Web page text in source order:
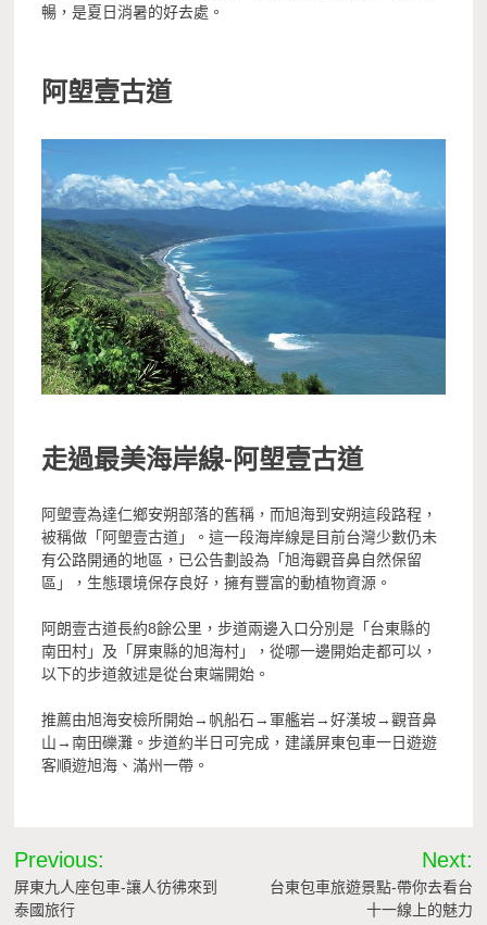
暢，是夏日消暑的好去處。
阿塱壹古道
走過最美海岸線-阿塱壹古道
阿塱壹為達仁鄉安朔部落的舊稱，而旭海到安朔這段路程，
被稱做「阿塱壹古道」。這一段海岸線是目前台灣少數仍未
有公路開通的地區，已公告劃設為「旭海觀音鼻自然保留
區」，生態環境保存良好，擁有豐富的動植物資源。
阿朗壹古道長約8餘公里，步道兩邊入口分別是「台東縣的
南田村」及「屏東縣的旭海村」，從哪一邊開始走都可以，
以下的步道敘述是從台東端開始。
推薦由旭海安檢所開始→帆船石→軍艦岩→好漢坡→觀音鼻
山→南田礫灘。步道約半日可完成，建議屏東包車一日遊遊
客順遊旭海、滿州一帶。
文
章
Previous:
屏東九人座包車-讓人彷彿來到
泰國旅行
Next:
台東包車旅遊景點-帶你去看台
十一線上的魅力